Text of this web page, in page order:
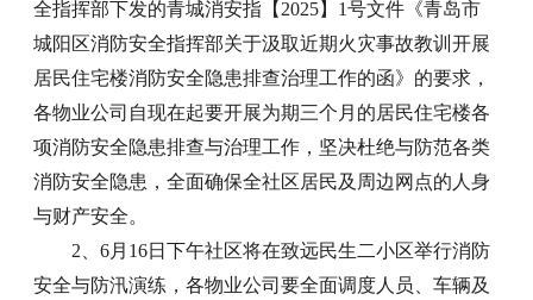
全指挥部下发的青城消安指【2025】1号文件《青岛市
城阳区消防安全指挥部关于汲取近期火灾事故教训开展
居民住宅楼消防安全隐患排查治理工作的函》的要求，
各物业公司自现在起要开展为期三个月的居民住宅楼各
项消防安全隐患排查与治理工作，坚决杜绝与防范各类
消防安全隐患，全面确保全社区居民及周边网点的人身
与财产安全。
2、6月16日下午社区将在致远民生二小区举行消防
安全与防汛演练，各物业公司要全面调度人员、车辆及